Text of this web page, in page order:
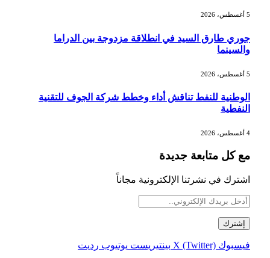
جوري طارق السيد في انطلاقة مزدوجة بين الدراما
والسينما
الوطنية للنفط تناقش أداء وخطط شركة الجوف للتقنية
النفطية
مع كل متابعة جديدة
اشترك في نشرتنا الإلكترونية مجاناً
فيسبوك X (Twitter) بينتيريست يوتيوب رديت